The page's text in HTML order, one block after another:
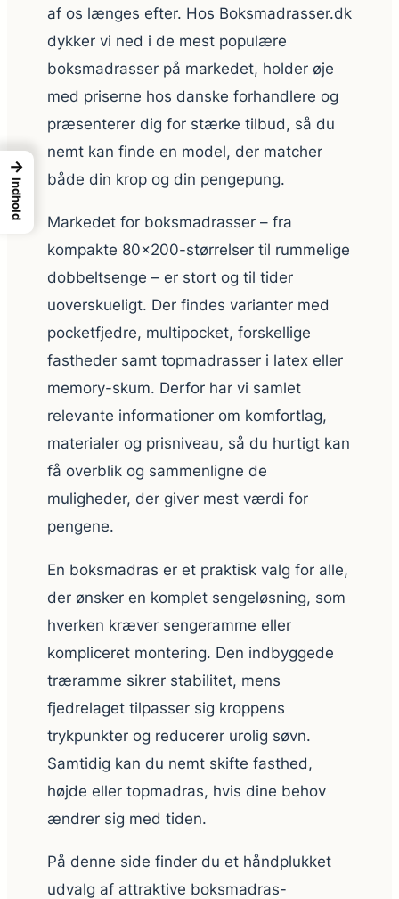
af os længes efter. Hos Boksmadrasser.dk
dykker vi ned i de mest populære
boksmadrasser på markedet, holder øje
med priserne hos danske forhandlere og
præsenterer dig for stærke tilbud, så du
nemt kan finde en model, der matcher
både din krop og din pengepung.
Markedet for boksmadrasser – fra
kompakte 80×200-størrelser til rummelige
dobbeltsenge – er stort og til tider
uoverskueligt. Der findes varianter med
pocketfjedre, multipocket, forskellige
fastheder samt topmadrasser i latex eller
memory-skum. Derfor har vi samlet
relevante informationer om komfortlag,
materialer og prisniveau, så du hurtigt kan
få overblik og sammenligne de
muligheder, der giver mest værdi for
pengene.
En boksmadras er et praktisk valg for alle,
der ønsker en komplet sengeløsning, som
hverken kræver sengeramme eller
kompliceret montering. Den indbyggede
træramme sikrer stabilitet, mens
fjedrelaget tilpasser sig kroppens
trykpunkter og reducerer urolig søvn.
Samtidig kan du nemt skifte fasthed,
højde eller topmadras, hvis dine behov
ændrer sig med tiden.
På denne side finder du et håndplukket
udvalg af attraktive boksmadras-
→
Indhold